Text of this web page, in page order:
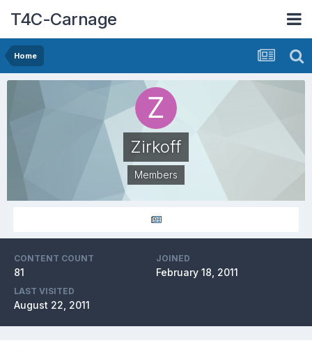
T4C-Carnage
Home
Zirkoff
Members
CONTENT COUNT
81
JOINED
February 18, 2011
LAST VISITED
August 22, 2011